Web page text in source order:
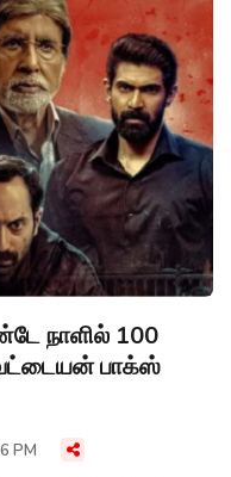
நாளில் 100
பாக்ஸ்
PM